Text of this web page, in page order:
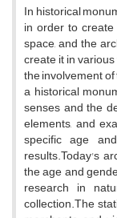
In historical
in order to
space, and the
create it in
the involvement
a historical
senses and the
elements, and
specific age
results.Today's
the age and
research in
collection.The